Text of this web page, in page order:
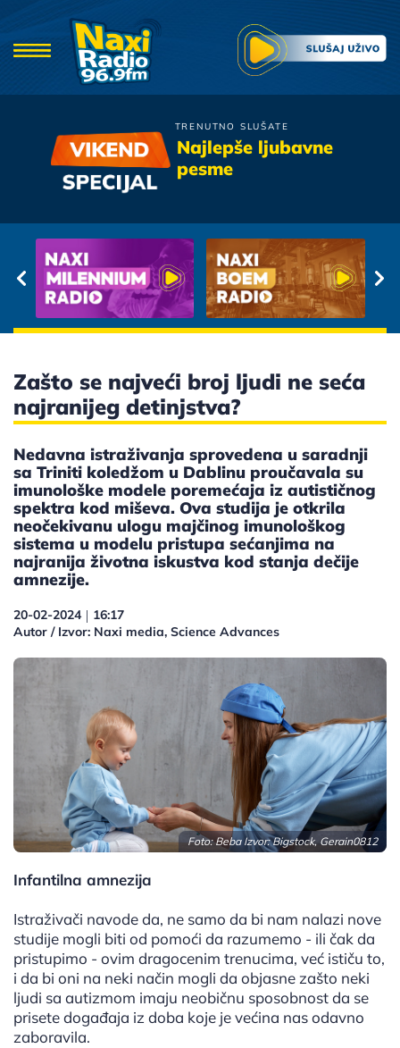
TRENUTNO SLUŠATE
Najlepše ljubavne
pesme
Bajaga
Zašto se najveći broj ljudi ne seća
najranijeg detinjstva?
Nedavna istraživanja sprovedena u saradnji
sa Triniti koledžom u Dablinu proučavala su
imunološke modele poremećaja iz autističnog
spektra kod miševa. Ova studija je otkrila
neočekivanu ulogu majčinog imunološkog
sistema u modelu pristupa sećanjima na
najranija životna iskustva kod stanja dečije
amnezije.
20-02-2024 | 16:17
Autor / Izvor: Naxi media, Science Advances
Foto: Beba Izvor: Bigstock, Gerain0812
Infantilna amnezija
Istraživači navode da, ne samo da bi nam nalazi nove
studije mogli biti od pomoći da razumemo - ili čak da
pristupimo - ovim dragocenim trenucima, već ističu to,
i da bi oni na neki način mogli da objasne zašto neki
ljudi sa autizmom imaju neobičnu sposobnost da se
prisete događaja iz doba koje je većina nas odavno
zaboravila.